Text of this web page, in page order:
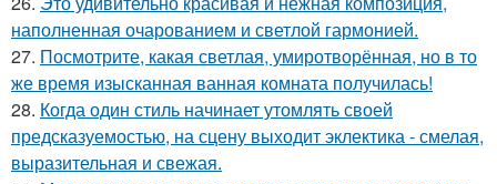
наполненная очарованием и светлой гармонией.
27. Посмотрите, какая светлая, умиротворённая, но в то
же время изысканная ванная комната получилась!
28. Когда один стиль начинает утомлять своей
предсказуемостью, на сцену выходит эклектика - смелая,
выразительная и свежая.